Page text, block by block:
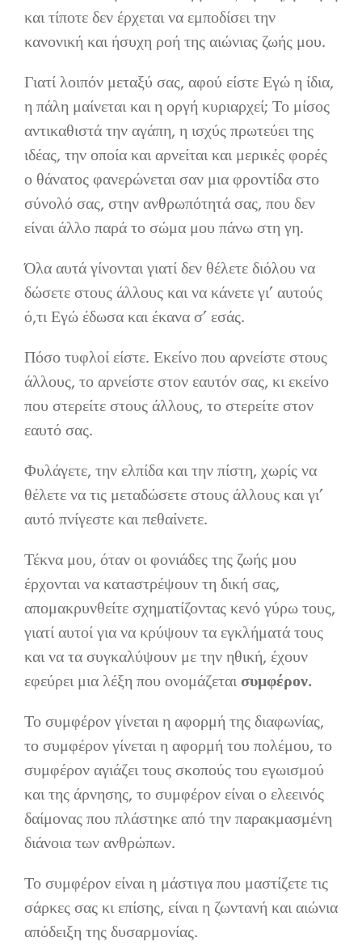
και τίποτε δεν έρχεται να εμποδίσει την
κανονική και ήσυχη ροή της αιώνιας ζωής μου.
Γιατί λοιπόν μεταξύ σας, αφού είστε Εγώ η ίδια,
η πάλη μαίνεται και η οργή κυριαρχεί; Το μίσος
αντικαθιστά την αγάπη, η ισχύς πρωτεύει της
ιδέας, την οποία και αρνείται και μερικές φορές
ο θάνατος φανερώνεται σαν μια φροντίδα στο
σύνολό σας, στην ανθρωπότητά σας, που δεν
είναι άλλο παρά το σώμα μου πάνω στη γη.
Όλα αυτά γίνονται γιατί δεν θέλετε διόλου να
δώσετε στους άλλους και να κάνετε γι’ αυτούς
ό,τι Εγώ έδωσα και έκανα σ’ εσάς.
Πόσο τυφλοί είστε. Εκείνο που αρνείστε στους
άλλους, το αρνείστε στον εαυτόν σας, κι εκείνο
που στερείτε στους άλλους, το στερείτε στον
εαυτό σας.
Φυλάγετε, την ελπίδα και την πίστη, χωρίς να
θέλετε να τις μεταδώσετε στους άλλους και γι’
αυτό πνίγεστε και πεθαίνετε.
Τέκνα μου, όταν οι φονιάδες της ζωής μου
έρχονται να καταστρέψουν τη δική σας,
απομακρυνθείτε σχηματίζοντας κενό γύρω τους,
γιατί αυτοί για να κρύψουν τα εγκλήματά τους
και να τα συγκαλύψουν με την ηθική, έχουν
εφεύρει μια λέξη που ονομάζεταισυμφέρον.
Το συμφέρον γίνεται η αφορμή της διαφωνίας,
το συμφέρον γίνεται η αφορμή του πολέμου, το
συμφέρον αγιάζει τους σκοπούς του εγωισμού
και της άρνησης, το συμφέρον είναι ο ελεεινός
δαίμονας που πλάστηκε από την παρακμασμένη
διάνοια των ανθρώπων.
Το συμφέρον είναι η μάστιγα που μαστίζετε τις
σάρκες σας κι επίσης, είναι η ζωντανή και αιώνια
απόδειξη της δυσαρμονίας.